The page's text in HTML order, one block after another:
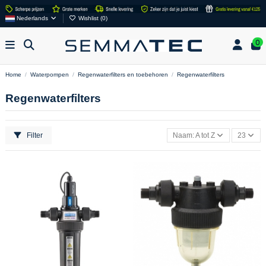
Nederlands Wishlist (0)
0
Home Waterpompen Regenwaterfilters en toebehoren Regenwaterfilters
Regenwaterfilters
Filter Naam: A tot Z 23